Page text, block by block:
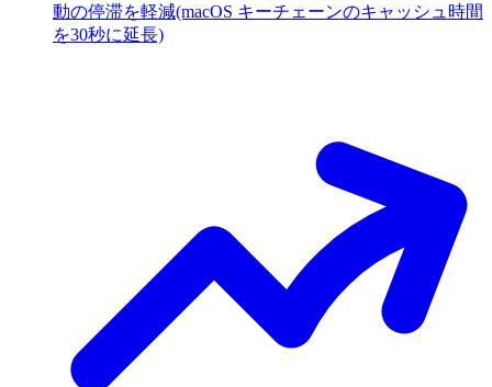
動の停滞を軽減(macOS キーチェーンのキャッシュ時間
を30秒に延長)